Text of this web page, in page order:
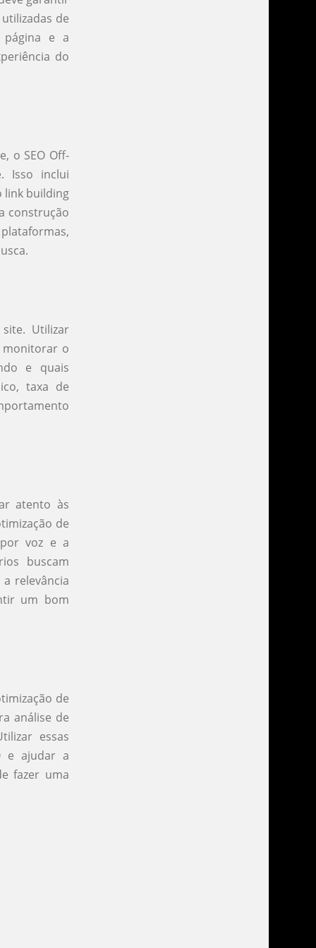
de
página e a
do
o SEO Off-
Isso inclui
link building
construção
Utilizar
monitorar o
e quais
taxa de
atento às
de
voz e a
buscam
relevância
um bom
de
análise de
essas
e ajudar a
fazer uma